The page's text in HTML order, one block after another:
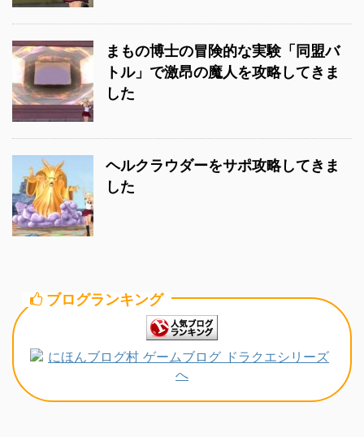
まもの博士の冒険的な実験「同盟バ
トル」で激昂の魔人を攻略してきま
した
ヘルクラウダーをサポ攻略してきま
した
ブログランキング